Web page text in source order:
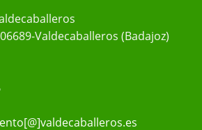
Valdecaballeros (Badajoz)